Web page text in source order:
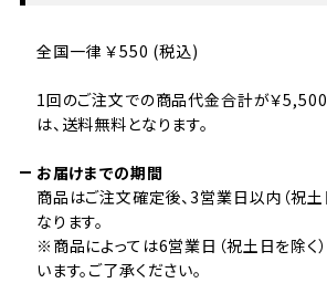
全国一律 ￥550 (税込)
1回のご注文での商品代金合計が￥
は、送料無料となります。
お届けまでの期間
商品はご注文確定後、3営業日以内（祝土
なります。
※商品によっては6営業日（祝土日を除く
います。ご了承ください。